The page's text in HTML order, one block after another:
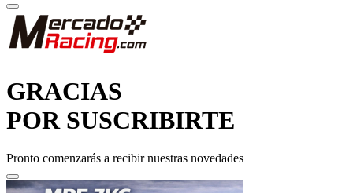
GRACIAS
POR SUSCRIBIRTE
Pronto comenzarás a recibir nuestras novedades